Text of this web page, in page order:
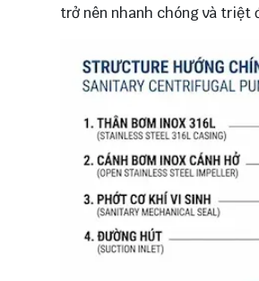
trở nên nhanh chóng và triệt